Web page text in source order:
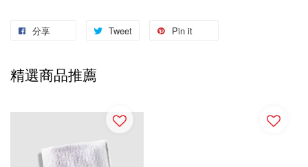
分享 Tweet Pin it
精選商品推薦